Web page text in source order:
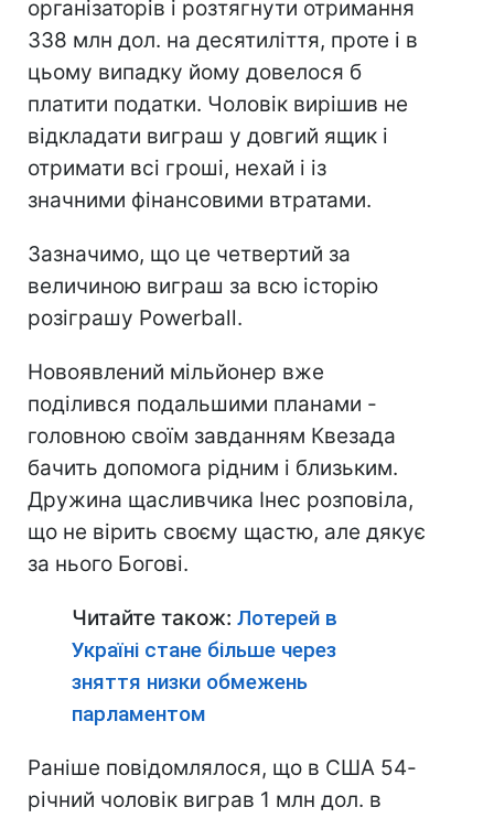
організаторів і розтягнути отримання
338 млн дол. на десятиліття, проте і в
цьому випадку йому довелося б
платити податки. Чоловік вирішив не
відкладати виграш у довгий ящик і
отримати всі гроші, нехай і із
значними фінансовими втратами.
Зазначимо, що це четвертий за
величиною виграш за всю історію
розіграшу Powerball.
Новоявлений мільйонер вже
поділився подальшими планами -
головною своїм завданням Квезада
бачить допомога рідним і близьким.
Дружина щасливчика Інес розповіла,
що не вірить своєму щастю, але дякує
за нього Богові.
Читайте також: Лотерей в
Україні стане більше через
зняття низки обмежень
парламентом
Раніше повідомлялося, що в США 54-
річний чоловік виграв 1 млн дол. в